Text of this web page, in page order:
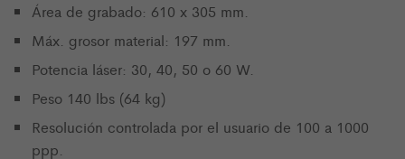
Área de grabado: 610 x 305 mm.
Máx. grosor material: 197 mm.
Potencia láser: 30, 40, 50 o 60 W.
Peso 140 lbs (64 kg)
Resolución controlada por el usuario de 100 a 1000
ppp.